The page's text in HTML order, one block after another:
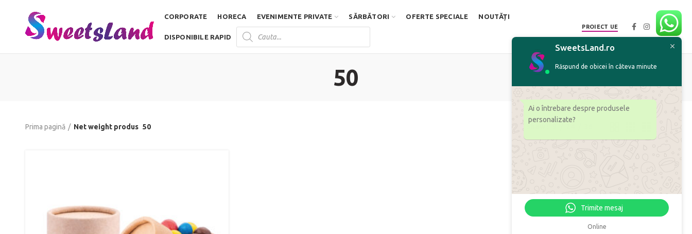
CORPORATE HORECA EVENIMENTE PRIVATE SĂRBĂTORI OFERTE SPECIALE NOUTĂȚI
DISPONIBILE RAPID
Products
search
PROIECT UE
50
Prima pagină Net weight produs 50
SweetsLand.ro
Răspund de obicei în câteva minute
Ai o întrebare despre produsele
personalizate?
Trimite mesaj
Online